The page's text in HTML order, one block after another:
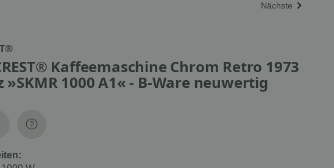
Nächste
Kaffeemaschine Chrom Retro 1973
»SKMR 1000 A1« - B-Ware neuwertig